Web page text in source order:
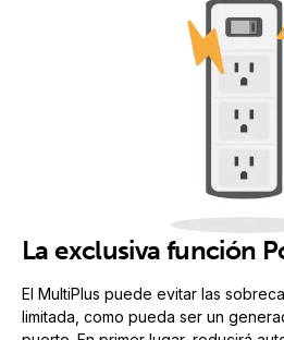
La exclusiva función
El MultiPlus puede evitar las
limitada, como pueda ser un